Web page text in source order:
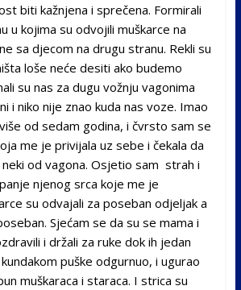
biti kažnjena i sprečena. Formirali
u kojima su odvojili muškarce na
sa djecom na drugu stranu. Rekli su
loše neće desiti ako budemo
su nas za dugu vožnju vagonima
i niko nije znao kuda nas voze. Imao
od sedam godina, i čvrsto sam se
me je privijala uz sebe i čekala da
od vagona. Osjetio sam strah i
njenog srca koje me je
su odvajali za poseban odjeljak a
Sjećam se da su se mama i
i držali za ruke dok ih jedan
puške odgurnuo, i ugurao
muškaraca i staraca. I strica su